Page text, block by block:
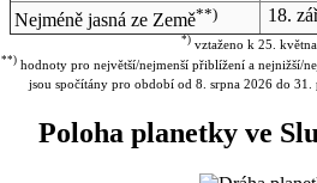
Nejméně jasná ze Země**) 18.
*)vztaženo k 25.
**) hodnoty pro největší/nejmenší přiblížení a nejnižší/
jsou spočítány pro období od 8. srpna 2026 do 31.
Poloha planetky ve